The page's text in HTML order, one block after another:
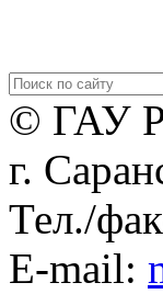
© ГАУ
г.
Тел./
E-mail: